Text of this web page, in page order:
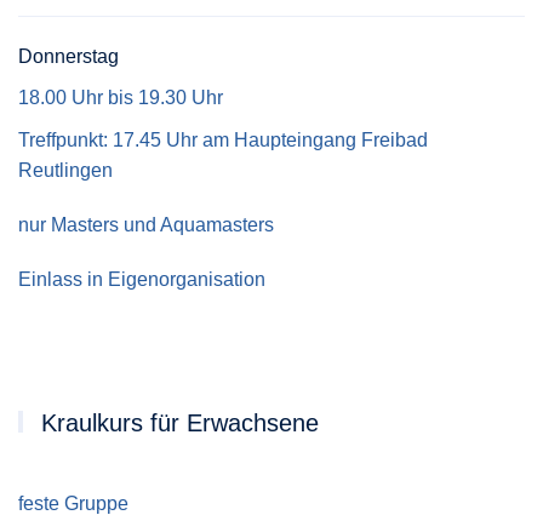
Donnerstag
18.00 Uhr bis 19.30 Uhr
Treffpunkt: 17.45 Uhr am Haupteingang Freibad
Reutlingen
nur Masters und Aquamasters
Einlass in Eigenorganisation
Kraulkurs für Erwachsene
feste Gruppe